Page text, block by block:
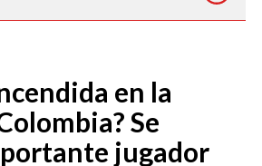
EMISIÓN 7:00 PM en la
Se
jugador